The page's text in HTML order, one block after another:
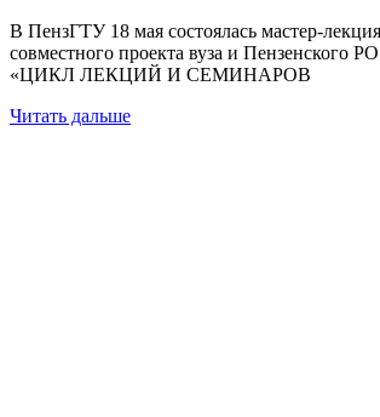
В ПензГТУ 18 мая состоялась мастер-
совместного проекта вуза и Пензенского
«ЦИКЛ ЛЕКЦИЙ И СЕМИНАРОВ
Читать дальше